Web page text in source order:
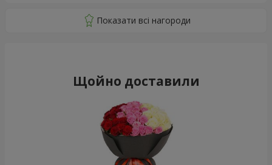
Щойно доставили